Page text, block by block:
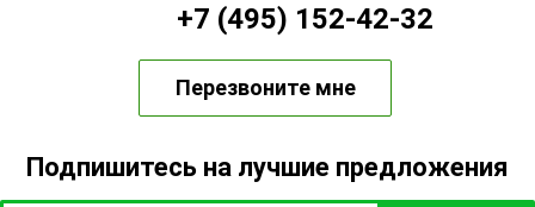
+7 (495) 152-42-32
Перезвоните мне
Подпишитесь на лучшие предложения